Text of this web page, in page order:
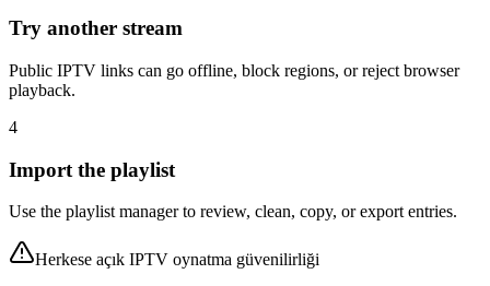
Try another stream
Public IPTV links can go offline, block regions, or reject browser
playback.
4
Import the playlist
Use the playlist manager to review, clean, copy, or export entries.
Herkese açık IPTV oynatma güvenilirliği